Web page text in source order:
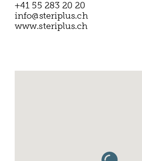
+41 55 283 20 20
info@steriplus.ch
www.steriplus.ch